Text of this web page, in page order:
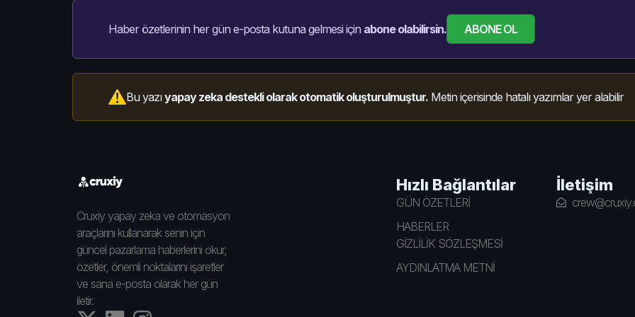
Haber özetlerinin her gün e-posta kutuna gelmesi için abone olabilirsin. ABONE OL
Bu yazıyapay zeka destekli olarak otomatik oluşturulmuştur. Metin içerisinde hatalı yazımlar yer alabilir
Cruxiy yapay zeka ve otomasyon
araçlarını kullanarak senin için
güncel pazarlama haberlerini okur,
özetler, önemli noktalarını işaretler
ve sana e-posta olarak her gün
iletir.
Hızlı Bağlantılar
GÜN ÖZETLERİ
HABERLER
GİZLİLİK SÖZLEŞMESİ
AYDINLATMA METNİ
İletişim